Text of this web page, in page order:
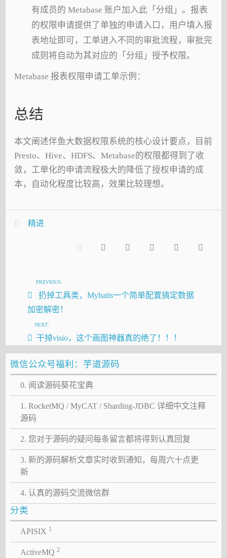
有成员的 Metabase 账户加入此「分组」。报表
的权限申请提供了单独的申请入口，用户填入报
表地址即可，工单进入不同的审批流程，审批完
成则将自动为其对应的「分组」授予权限。
Metabase 报表权限申请工单示例：
总结
本文阐述伴鱼大数据权限系统的核心设计要点，目前
Presto、Hive、HDFS、Metabase的权限都得到了收
敛，工单化的申请流程极大的降低了授权申请的成
本，自动化程度比较高，效果比较理想。
精进
PREVIOUS:
扔掉工具类，Mybatis一个简单配置搞定数据
加密解密！
NEXT:
干掉visio，这个画图神器真的绝了！！！
微信公众号福利：芋道源码
0. 阅读源码葵花宝典
1. RocketMQ / MyCAT / Sharding-JDBC 详细中文注释
源码
2. 您对于源码的疑问每条留言都将得到认真回复
3. 新的源码解析文章实时收到通知，每周六十点更
新
4. 认真的源码交流微信群
分类
APISIX 1
ActiveMQ 2